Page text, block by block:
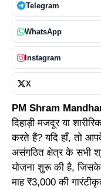
Telegram
WhatsApp
Instagram
X
PM Shram
दिहाड़ी मजदूर या
करते हैं? यदि हाँ, तो
असंगठित क्षेत्र के सभी
योजना शुरू की है, जिसके
माह ₹3,000 की